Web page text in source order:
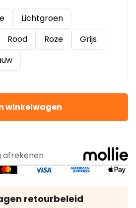
Lichtgroen
Rood Roze
Grijs
winkelwagen
afrekenen
retourbeleid